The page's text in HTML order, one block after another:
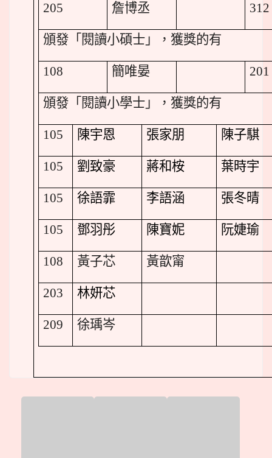
205 詹博丞 312
頒發「閱讀小碩士」，獲獎的有
108 簡唯晏 201
頒發「閱讀小學士」，獲獎的有
105 陳宇恩 張家朋 陳子騏
105 劉致豪 蔣和桉 葉時宇
105 徐語霏 李語涵 張冬晴
105 鄧羽彤 陳寶妮 阮婕瑜
108 黃子芯 黃歆甯
203 林妍芯
209 徐瑀岑